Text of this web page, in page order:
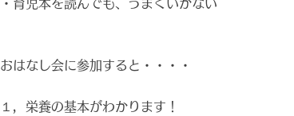
・育児本を読んでも、うまくいかない
おはなし会に参加すると・・・・
１，栄養の基本がわかります！